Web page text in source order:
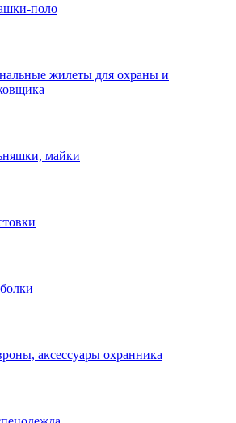
поло
жилеты для охраны и
майки
аксессуары охранника